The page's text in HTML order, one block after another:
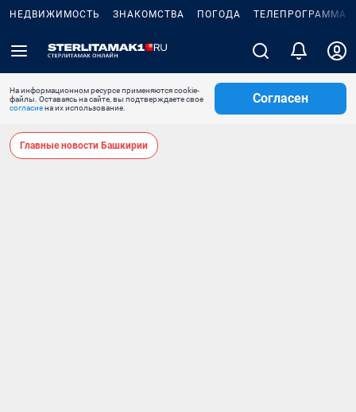
НЕДВИЖИМОСТЬ ЗНАКОМСТВА ПОГОДА ТЕЛЕПРОГРАММА
На информационном ресурсе применяются cookie-
файлы. Оставаясь на сайте, вы подтверждаете свое
согласиена их использование.
Согласен
Главные новости Башкирии